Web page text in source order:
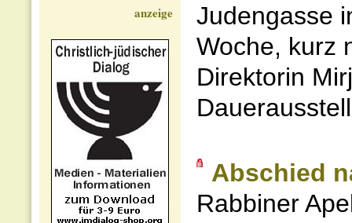
anzeige
Judengasse
Woche, kurz
Direktorin
Abschied
Rabbiner